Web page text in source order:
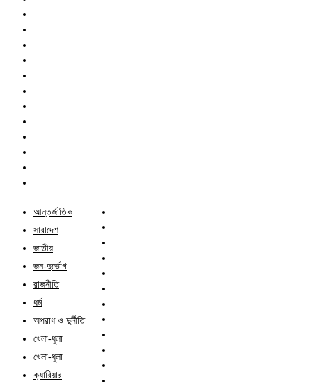
আন্তর্জাতিক
সারাদেশ
জাতীয়
জন-দুর্ভোগ
রাজনীতি
ধর্ম
অপরাধ ও দুর্নীতি
খেলা-ধুলা
খেলা-ধুলা
ক্যারিয়ার